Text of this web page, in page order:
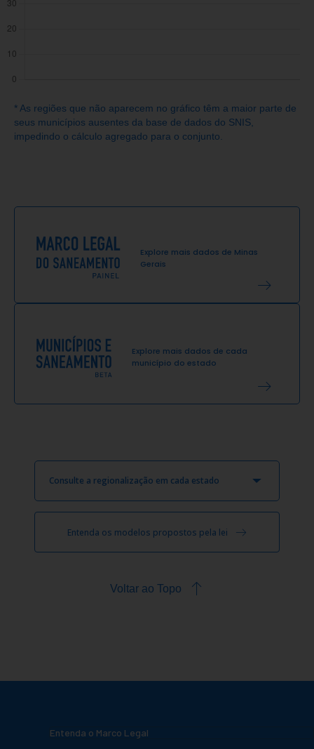
* As regiões que não aparecem no gráfico têm a maior parte de
seus municípios ausentes da base de dados do SNIS,
impedindo o cálculo agregado para o conjunto.
Explore mais dados de Minas
Gerais
Explore mais dados de cada
município do estado
Consulte a regionalização em cada estado
Entenda os modelos propostos pela lei
Voltar ao Topo
Entenda o Marco Legal